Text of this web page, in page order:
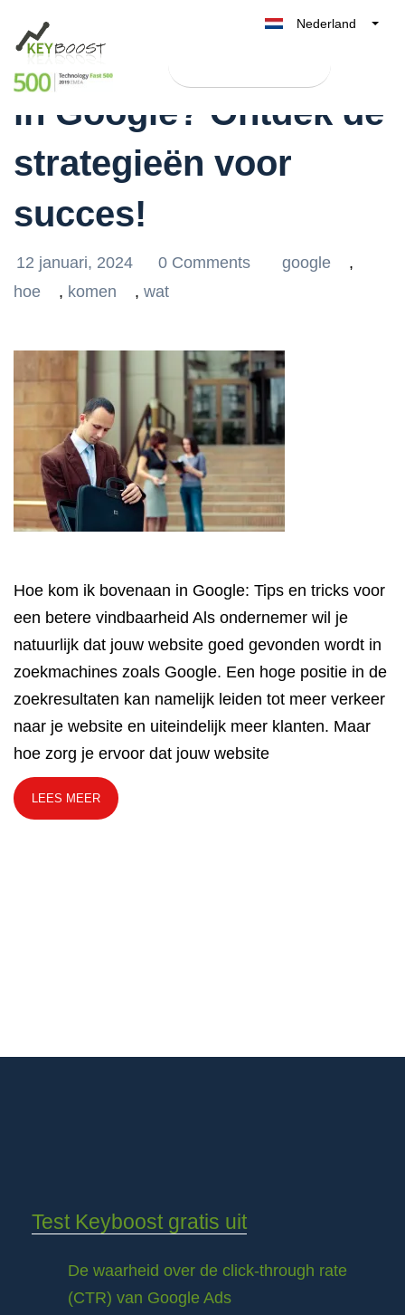
Nederland
België
Hoe kom ik bovenaan
in Google? Ontdek de
strategieën voor
succes!
12 januari, 2024 0 Comments google
,
hoe
, komen , wat
Hoe kom ik bovenaan in Google: Tips en tricks voor
een betere vindbaarheid Als ondernemer wil je
natuurlijk dat jouw website goed gevonden wordt in
zoekmachines zoals Google. Een hoge positie in de
zoekresultaten kan namelijk leiden tot meer verkeer
naar je website en uiteindelijk meer klanten. Maar
hoe zorg je ervoor dat jouw website
LEES MEER
Test Keyboost gratis uit
De waarheid over de click-through rate
(CTR) van Google Ads